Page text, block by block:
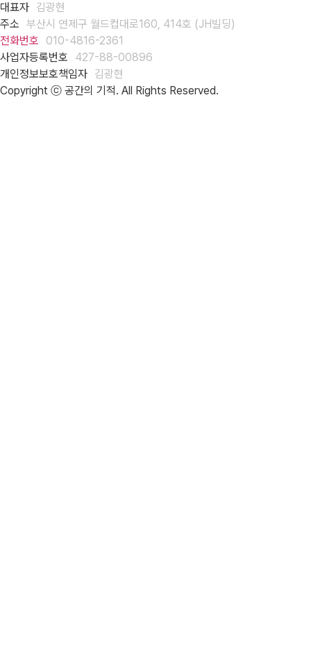
대표자 김광현
주소 부산시 연제구 월드컵대로160, 414호 (JH빌딩)
전화번호
010-4816-2361
사업자등록번호
427-88-00896
개인정보보호책임자 김광현
Copyright ⓒ 공간의 기적. All Rights Reserved.